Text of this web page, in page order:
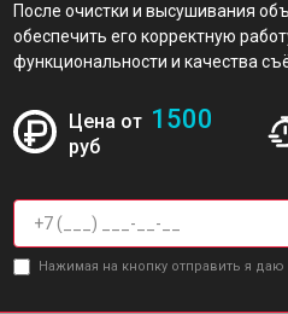
После очистки и высушивания
обеспечить его корректную
функциональности и качества
Цена от 1500
руб
Нажимая на кнопку отправить я